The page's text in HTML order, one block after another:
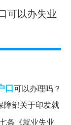
可以办失业
口可以办理吗？
障部关于印发就
条《就业失业